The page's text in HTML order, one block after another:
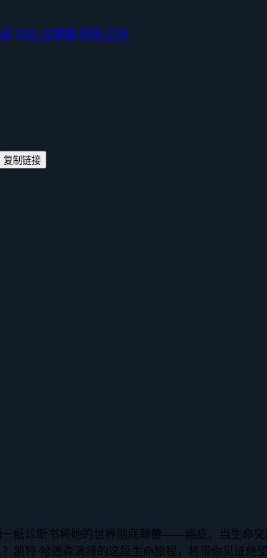
乌比·戈德堡 凯西·贝茨
复制链接
纸诊断书将她的世界彻底颠覆——癌症。当生命
凯特·哈德森演绎的这段生命旅程，将带你见证绝